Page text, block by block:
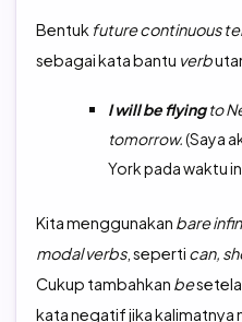
Bentuk future continuous
sebagai kata bantu verb
I will be flyingto
tomorrow.(Saya
York pada waktu
Kita menggunakan bare
modal verbs, seperti can,
Cukup tambahkan be
kata negatif jika kalimatnya